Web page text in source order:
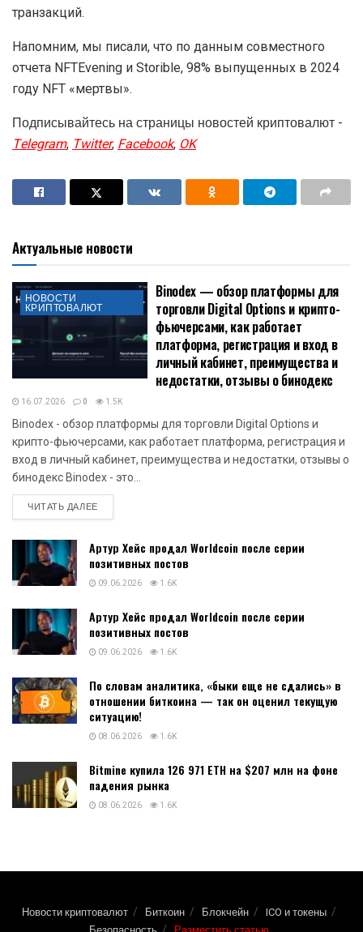
транзакций.
Напомним, мы писали, что по данным совместного
отчета NFTEvening и Storible, 98% выпущенных в 2024
году NFT «мертвы».
Подписывайтесь на страницы новостей криптовалют -
Telegram,Twitter,Facebook,OK
Актуальные новости
НОВОСТИ
КРИПТОВАЛЮТ
Binodex — обзор платформы для
торговли Digital Options и крипто-
фьючерсами, как работает
платформа, регистрация и вход в
личный кабинет, преимущества и
недостатки, отзывы о бинодекс
16.07.2026 0 1.5K
Binodex - обзор платформы для торговли Digital Options и
крипто-фьючерсами, как работает платформа, регистрация и
вход в личный кабинет, преимущества и недостатки, отзывы о
бинодекс Binodex - это...
ЧИТАТЬ ДАЛЕЕDETAILS
Артур Хейс продал Worldcoin после серии
позитивных постов
09.06.2026 1.6K
Артур Хейс продал Worldcoin после серии
позитивных постов
09.06.2026 1.6K
По словам аналитика, «быки еще не сдались» в
отношении биткоина — так он оценил текущую
ситуацию!
08.06.2026 1.6K
Bitmine купила 126 971 ETH на $207 млн на фоне
падения рынка
08.06.2026 1.6K
Новости криптовалют Биткоин Блокчейн
ICO и токены